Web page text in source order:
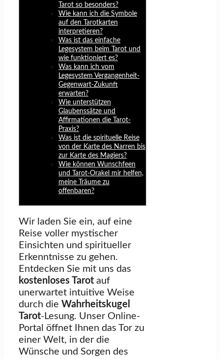
Tarot so besonders?
Wie kann ich die Symbole
auf den Tarotkarten
interpretieren?
Was ist das einfache
Legesystem beim Tarot und
wie funktioniert es?
Was kann ich vom
Legesystem Vergangenheit-
Gegenwart-Zukunft
erwarten?
Wie unterstützen
Glaubenssätze und
Affirmationen die Tarot-
Praxis?
Was ist die spirituelle Reise
von der Karte des Narren bis
zur Karte des Magiers?
Wie können Wunschfeen
und Tarot-Orakel mir helfen,
meine Träume zu
offenbaren?
Wir laden Sie ein, auf eine
Reise voller mystischer
Einsichten und spiritueller
Erkenntnisse zu gehen.
Entdecken Sie mit uns das
kostenloses Tarot auf
unerwartet intuitive Weise
durch die Wahrheitskugel
Tarot-Lesung. Unser Online-
Portal öffnet Ihnen das Tor zu
einer Welt, in der die
Wünsche und Sorgen des